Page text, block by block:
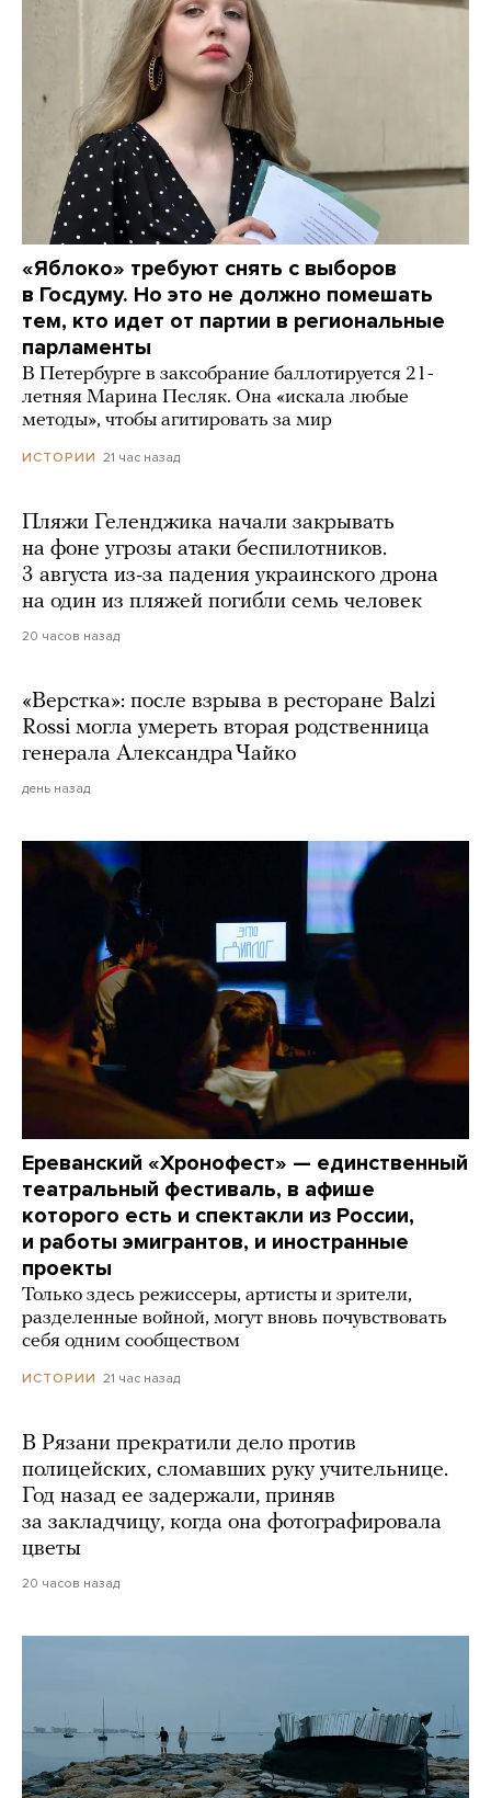
«Яблоко» требуют снять с выборов
в Госдуму. Но это не должно помешать
тем, кто идет от партии в региональные
парламенты
В Петербурге в заксобрание баллотируется 21-
летняя Марина Песляк. Она «искала любые
методы», чтобы агитировать за мир
ИСТОРИИ 21 час назад
Пляжи Геленджика начали закрывать
на фоне угрозы атаки беспилотников.
3 августа из-за падения украинского дрона
на один из пляжей погибли семь человек
20 часов назад
«Верстка»: после взрыва в ресторане Balzi
Rossi могла умереть вторая родственница
генерала Александра Чайко
день назад
Ереванский «Хронофест» — единственный
театральный фестиваль, в афише
которого есть и спектакли из России,
и работы эмигрантов, и иностранные
проекты
Только здесь режиссеры, артисты и зрители,
разделенные войной, могут вновь почувствовать
себя одним сообществом
ИСТОРИИ 21 час назад
В Рязани прекратили дело против
полицейских, сломавших руку учительнице.
Год назад ее задержали, приняв
за закладчицу, когда она фотографировала
цветы
20 часов назад